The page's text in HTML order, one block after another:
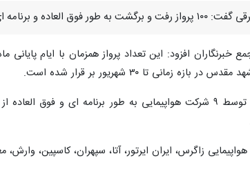
- مشهد برقرار شد.
تا ۳۰ شهریور بر قرار شده است.
زاگرس، ایران ایرتور، آتا، سپهران، کاسپین، وارش،